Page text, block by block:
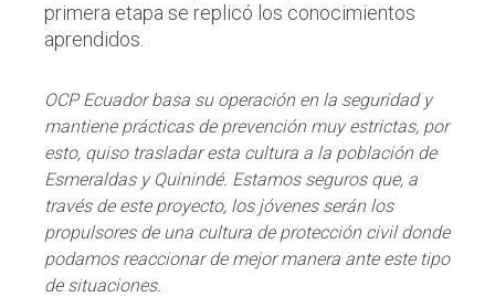
primera etapa se replicó los conocimientos
aprendidos.
OCP Ecuador basa su operación en la seguridad y
mantiene prácticas de prevención muy estrictas, por
esto, quiso trasladar esta cultura a la población de
Esmeraldas y Quinindé. Estamos seguros que, a
través de este proyecto, los jóvenes serán los
propulsores de una cultura de protección civil donde
podamos reaccionar de mejor manera ante este tipo
de situaciones.